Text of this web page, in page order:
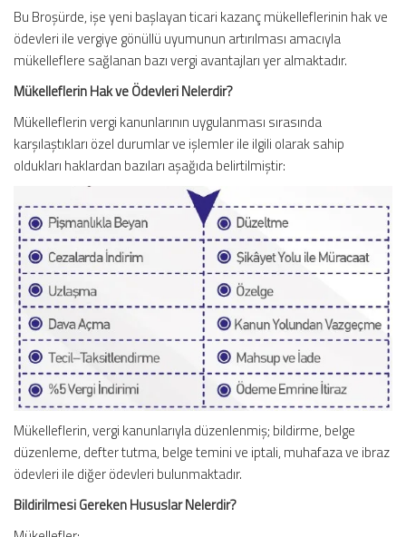
Bu Broşürde, işe yeni başlayan ticari kazanç mükelleflerinin hak ve
ödevleri ile vergiye gönüllü uyumunun artırılması amacıyla
mükelleflere sağlanan bazı vergi avantajları yer almaktadır.
Mükelleflerin Hak ve Ödevleri Nelerdir?
Mükelleflerin vergi kanunlarının uygulanması sırasında
karşılaştıkları özel durumlar ve işlemler ile ilgili olarak sahip
oldukları haklardan bazıları aşağıda belirtilmiştir:
Mükelleflerin, vergi kanunlarıyla düzenlenmiş; bildirme, belge
düzenleme, defter tutma, belge temini ve iptali, muhafaza ve ibraz
ödevleri ile diğer ödevleri bulunmaktadır.
Bildirilmesi Gereken Hususlar Nelerdir?